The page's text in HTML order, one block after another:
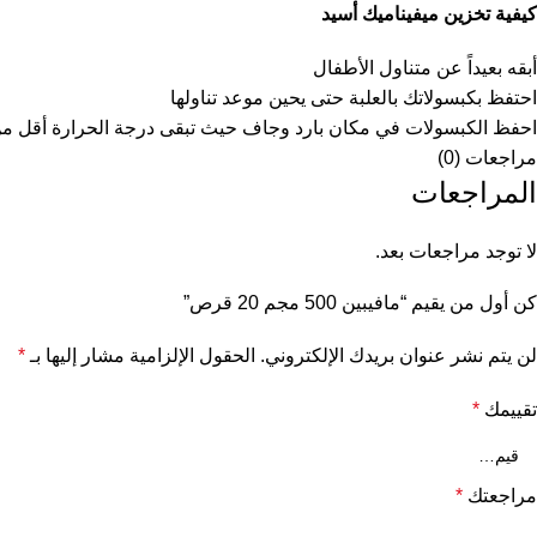
كيفية تخزين ميفيناميك أسيد
أبقه بعيداً عن متناول الأطفال
احتفظ بكبسولاتك بالعلبة حتى يحين موعد تناولها
احفظ الكبسولات في مكان بارد وجاف حيث تبقى درجة الحرارة أقل من 30 درجة
مراجعات (0)
المراجعات
لا توجد مراجعات بعد.
كن أول من يقيم “مافيبين 500 مجم 20 قرص”
لن يتم نشر عنوان بريدك الإلكتروني. الحقول الإلزامية مشار إليها بـ *
تقييمك *
مراجعتك *